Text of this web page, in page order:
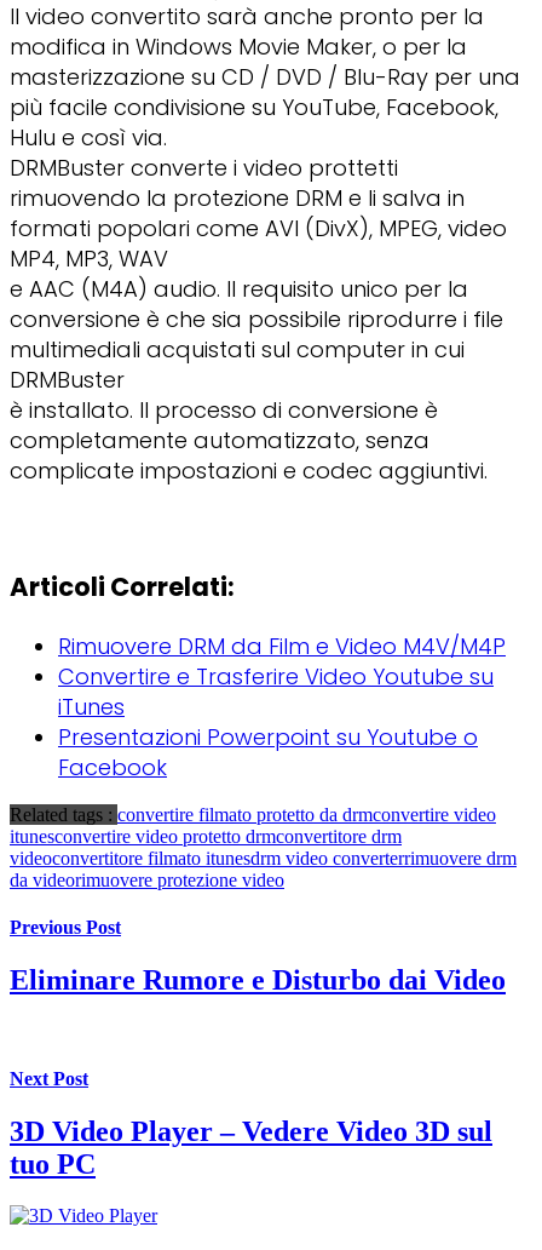
Il video convertito sarà anche pronto per la
modifica in Windows Movie Maker, o per la
masterizzazione su CD / DVD / Blu-Ray per una
più facile condivisione su YouTube, Facebook,
Hulu e così via.
DRMBuster converte i video prottetti
rimuovendo la protezione DRM e li salva in
formati popolari come AVI (DivX), MPEG, video
MP4, MP3, WAV
e AAC (M4A) audio. Il requisito unico per la
conversione è che sia possibile riprodurre i file
multimediali acquistati sul computer in cui
DRMBuster
è installato. Il processo di conversione è
completamente automatizzato, senza
complicate impostazioni e codec aggiuntivi.
Articoli Correlati:
Rimuovere DRM da Film e Video M4V/M4P
Convertire e Trasferire Video Youtube su
iTunes
Presentazioni Powerpoint su Youtube o
Facebook
Related tags : convertire filmato protetto da drmconvertire video
itunesconvertire video protetto drmconvertitore drm
videoconvertitore filmato itunesdrm video converterrimuovere drm
da videorimuovere protezione video
Previous Post
Eliminare Rumore e Disturbo dai Video
Next Post
3D Video Player – Vedere Video 3D sul
tuo PC